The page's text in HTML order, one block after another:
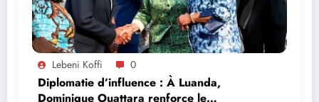
Lebeni Koffi 0
Diplomatie d’influence : À Luanda,
Dominique Ouattara renforce le